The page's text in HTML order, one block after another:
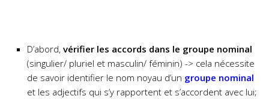
D’abord, vérifier les accords dans le groupe nominal
(singulier/ pluriel et masculin/ féminin) -> cela nécessite
de savoir identifier le nom noyau d’un groupe nominal
et les adjectifs qui s’y rapportent et s’accordent avec lui;